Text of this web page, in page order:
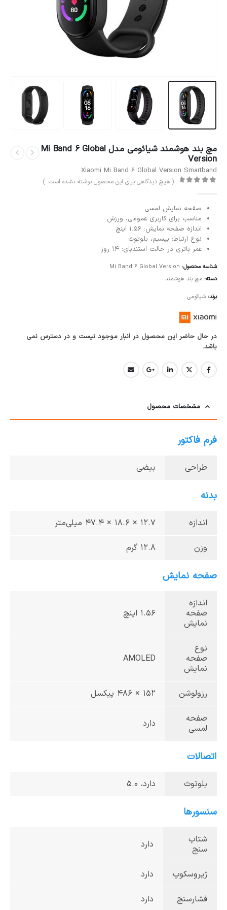
مچ بند هوشمند شیائومی مدل Mi Band 6 Global
Version
Xiaomi Mi Band 6 Global Version Smartband
( هیچ دیدگاهی برای این محصول نوشته نشده است. )
صفحه نمایش لمسی
مناسب برای کاربری عمومی، ورزش
اندازه صفحه نمایش: 1.56 اینچ
نوع ارتباط: بیسیم، بلوتوث
عمر باتری در حالت استندبای: 14 روز
شناسه محصول: Mi Band 6 Global Version
دسته: مچ بند هوشمند
برند: شیائومی
در حال حاضر این محصول در انبار موجود نیست و در دسترس نمی
باشد.
مشخصات محصول
فرم فاکتور
طراحی بیضی
بدنه
اندازه 12.7 × 18.6 × 47.4 میلی‌متر
وزن 12.8 گرم
صفحه نمایش
اندازه
صفحه
نمایش
1.56 اینچ
نوع
صفحه
نمایش
AMOLED
رزولوشن 152 × 486 پیکسل
صفحه
لمسی
دارد
اتصالات
بلوتوث دارد، 5.0
سنسورها
شتاب
سنج
دارد
ژیروسکوپ دارد
فشارسنج دارد